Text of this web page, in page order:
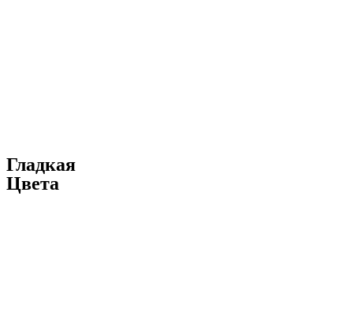
Гладкая
Цвета